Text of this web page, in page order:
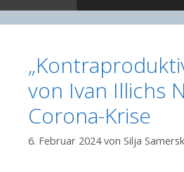
von Ivan Illichs
Corona-Krise
6. Februar 2024 von Silja